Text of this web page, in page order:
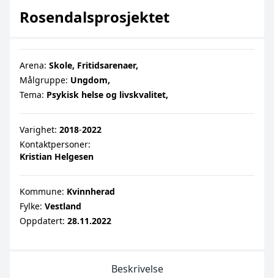
Rosendalsprosjektet
Arena: Skole, Fritidsarenaer,
Målgruppe: Ungdom,
Tema: Psykisk helse og livskvalitet,
Varighet: 2018‐2022
Kontaktpersoner:
Kristian Helgesen
Kommune: Kvinnherad
Fylke: Vestland
Oppdatert: 28.11.2022
Beskrivelse